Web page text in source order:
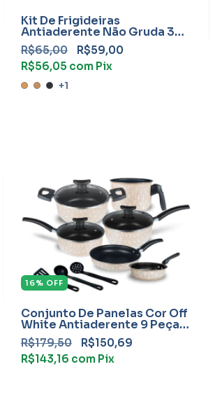
Kit De Frigideiras
Antiaderente Não Gruda 3
Peças Teflon
R$65,00
R$59,00
R$56,05 com Pix
+1
16% OFF
Conjunto De Panelas Cor Off
White Antiaderente 9 Peças
Teflon Com Frigideira
R$179,50
R$150,69
R$143,16 com Pix